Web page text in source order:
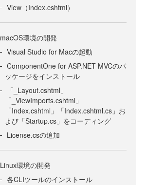
View（Index.cshtml）
macOS環境の開発
Visual Studio for Macの起動
ComponentOne for ASP.NET MVCのパ
ッケージをインストール
「_Layout.cshtml」
「_ViewImports.cshtml」
「Index.cshtml」「Index.cshtml.cs」お
よび「Startup.cs」をコーディング
License.csの追加
Linux環境の開発
各CLIツールのインストール